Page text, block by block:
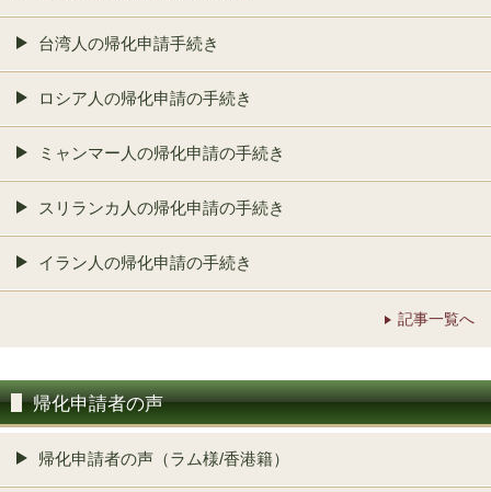
台湾人の帰化申請手続き
ロシア人の帰化申請の手続き
ミャンマー人の帰化申請の手続き
スリランカ人の帰化申請の手続き
イラン人の帰化申請の手続き
記事一覧へ
帰化申請者の声
帰化申請者の声（ラム様/香港籍）